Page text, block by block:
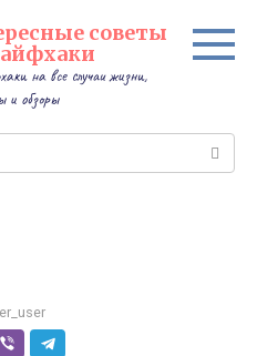
советы
на все случаи жизни,
и обзоры